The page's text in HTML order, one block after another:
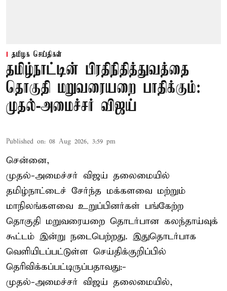
தமிழக செய்திகள்
தமிழ்நாட்டின் பிரதிநிதித்துவத்தை
தொகுதி மறுவரையறை பாதிக்கும்:
முதல்-அமைச்சர் விஜய்
Published on: 08 Aug 2026, 3:59 pm
சென்னை,
முதல்-அமைச்சர் விஜய் தலைமையில்
தமிழ்நாட்டைச் சேர்ந்த மக்களவை மற்றும்
மாநிலங்களவை உறுப்பினர்கள் பங்கேற்ற
தொகுதி மறுவரையறை தொடர்பான கலந்தாய்வுக்
கூட்டம் இன்று நடைபெற்றது. இதுதொடர்பாக
வெளியிடப்பட்டுள்ள செய்திக்குறிப்பில்
தெரிவிக்கப்பட்டிருப்பதாவது:-
முதல்-அமைச்சர் விஜய் தலைமையில்,